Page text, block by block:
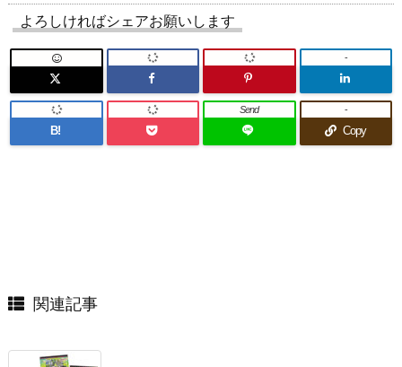
よろしければシェアお願いします
-
B!
Send
Copy
-
関連記事